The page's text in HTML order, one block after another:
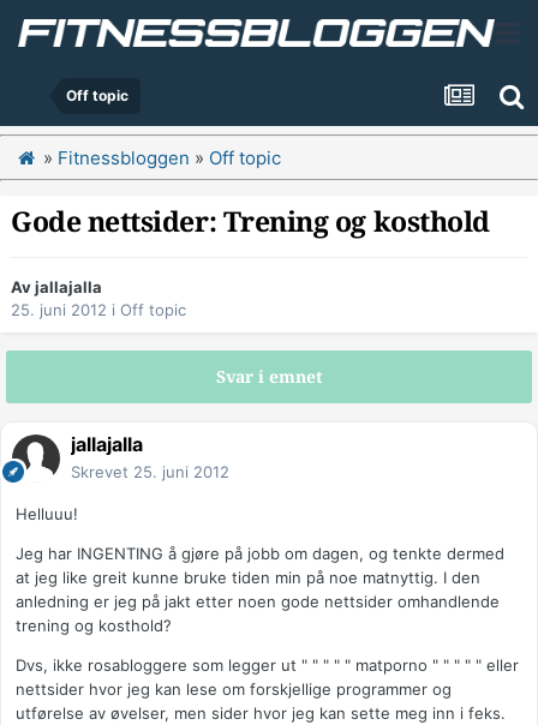
Off topic
» Fitnessbloggen » Off topic
Gode nettsider: Trening og kosthold
Avjallajalla
25. juni 2012 i Off topic
Svar i emnet
jallajalla
Skrevet 25. juni 2012
Helluuu!
Jeg har INGENTING å gjøre på jobb om dagen, og tenkte dermed
at jeg like greit kunne bruke tiden min på noe matnyttig. I den
anledning er jeg på jakt etter noen gode nettsider omhandlende
trening og kosthold?
Dvs, ikke rosabloggere som legger ut " " " " " matporno " " " " " eller
nettsider hvor jeg kan lese om forskjellige programmer og
utførelse av øvelser, men sider hvor jeg kan sette meg inn i feks.